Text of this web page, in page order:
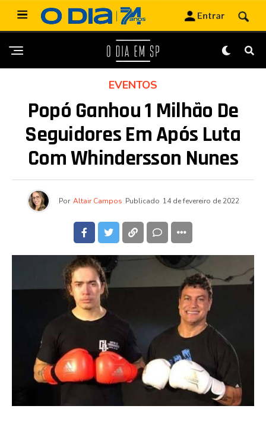
EVENTOS
Popó Ganhou 1 Milhão De
Seguidores Em Após Luta
Com Whindersson Nunes
Por Altair Campos Publicado 14 de fevereiro de 2022